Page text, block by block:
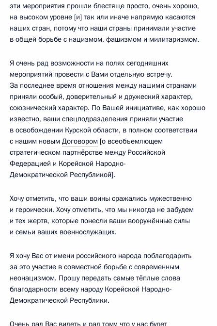
эти мероприятия прошли блестяще просто, очень хорошо,
на высоком уровне [и] так или иначе напрямую касаются
наших стран, потому что наши страны принимали участие
в общей борьбе с нацизмом, фашизмом и милитаризмом.
Я очень рад возможности на полях сегодняшних
мероприятий провести с Вами отдельную встречу.
За последнее время отношения между нашими странами
приняли особый, доверительный и дружеский характер,
союзнический характер. По Вашей инициативе, как хорошо
известно, ваши спецподразделения приняли участие
в освобождении Курской области, в полном соответствии
с нашим новым Договором [о всеобъемлющем
стратегическом партнёрстве между Российской
Федерацией и Корейской Народно-
Демократической Республикой].
Хочу отметить, что ваши воины сражались мужественно
и героически. Хочу отметить, что мы никогда не забудем
и тех жертв, которые понесли ваши вооружённые силы
и семьи ваших военнослужащих.
Я хочу Вас от имени российского народа поблагодарить
за это участие в совместной борьбе с современным
неонацизмом. Прошу передать самые тёплые слова
благодарности всему народу Корейской Народно-
Демократической Республики.
Очень рад Вас видеть и рад тому, что у нас будет